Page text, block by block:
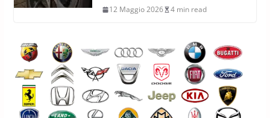
12 Maggio 2026 4 min read